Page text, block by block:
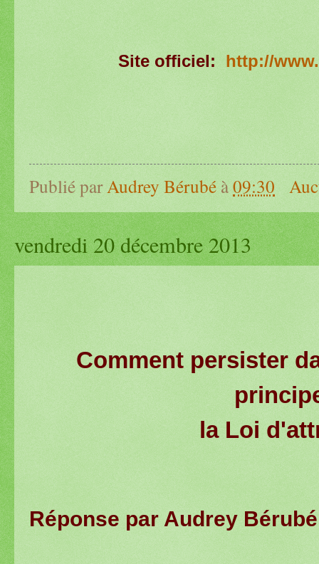
Site officiel: http://
Publié parAudrey Bérubé à09:30
vendredi 20 décembre 2013
Comment persister
la Loi
Réponse par Audrey